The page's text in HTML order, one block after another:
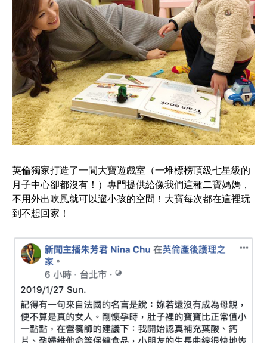
理
之
家
#
大
寶
遊
戲
室
英倫獨家打造了一間大寶遊戲室（一堆標榜頂級七星級的
月子中心卻都沒有！）專門提供給像我們這種二寶媽媽，
不用外出吹風就可以遛小孩的空間！大寶每次都在這裡玩
到不想回家！
新
聞
主
播